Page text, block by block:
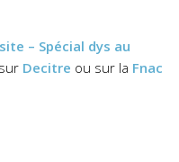
– Spécial dys au
sur Decitre ou sur la Fnac